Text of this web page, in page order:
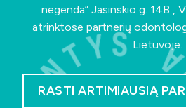
negenda” Jasinskio g. 14B ,
atrinktose partnerių
Lietuvoje.
RASTI ARTIMIAUSIĄ